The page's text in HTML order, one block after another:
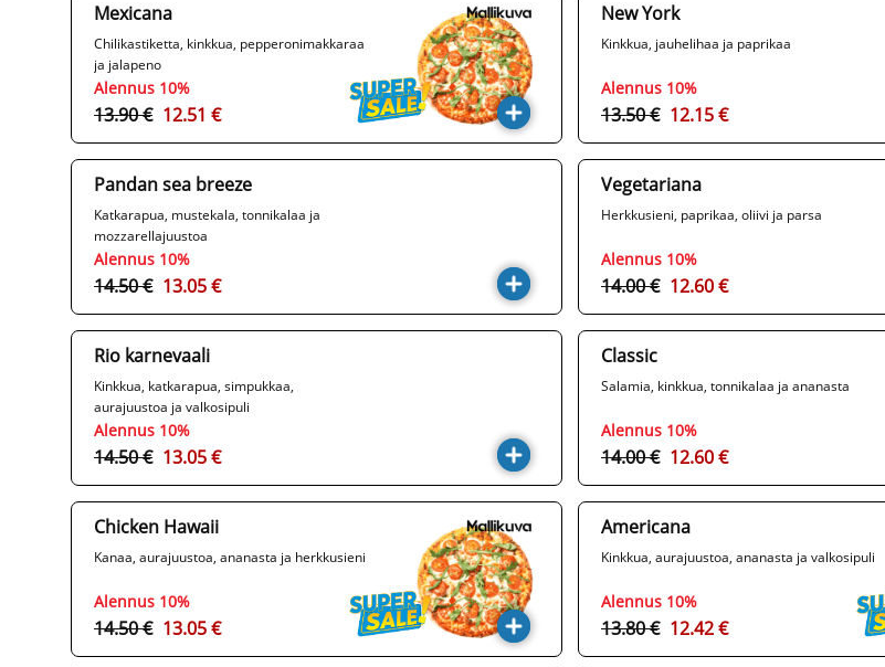
Mexicana
Chilikastiketta, kinkkua, pepperonimakkaraa
ja jalapeno
Alennus 10%
13.90 € 12.51 €
New York
Kinkkua, jauhelihaa ja paprikaa
Alennus 10%
13.50 € 12.15 €
Pandan sea breeze
Katkarapua, mustekala, tonnikalaa ja
mozzarellajuustoa
Alennus 10%
14.50 € 13.05 €
Vegetariana
Herkkusieni, paprikaa, oliivi ja parsa
Alennus 10%
14.00 € 12.60 €
Rio karnevaali
Kinkkua, katkarapua, simpukkaa,
aurajuustoa ja valkosipuli
Alennus 10%
14.50 € 13.05 €
Classic
Salamia, kinkkua, tonnikalaa ja ananasta
Alennus 10%
14.00 € 12.60 €
Chicken Hawaii
Kanaa, aurajuustoa, ananasta ja herkkusieni
Alennus 10%
14.50 € 13.05 €
Americana
Kinkkua, aurajuustoa, ananasta ja valkosipuli
Alennus 10%
13.80 € 12.42 €